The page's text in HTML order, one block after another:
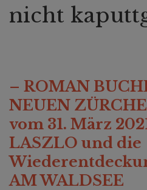
nicht
– ROMAN
NEUEN
vom 31. März
LASZLO und die
AM WALDSEE